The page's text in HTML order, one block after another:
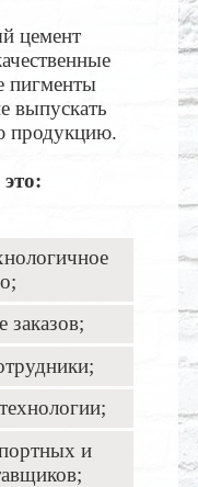
цемент
пигменты
выпускать
продукцию.
заказов;
и